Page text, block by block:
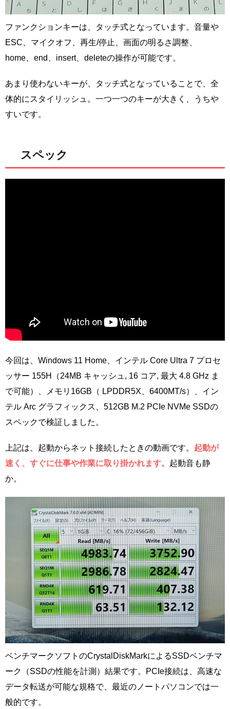
ファンクションキーは、タッチ式となっています。音量や
ESC、マイクオフ、再生/停止、画面の明るさ調整、
home、end、insert、deleteの操作が可能です。
あまり使わないキーが、タッチ式となっていることで、全
体的にスタイリッシュ。一つ一つのキーが大きく、うちや
すいです。
スペック
今回は、Windows 11 Home、インテル Core Ultra 7 プロセ
ッサー 155H（24MB キャッシュ, 16 コア, 最大 4.8 GHz ま
で可能）、メモリ16GB（ LPDDR5X、6400MT/s）、イン
テル Arc グラフィックス、512GB M.2 PCIe NVMe SSDの
スペックで検証しました。
上記は、起動からネット接続したときの動画です。 起動が
速く、すぐに仕事や作業に取り掛かれます。 起動音も静
か。
ベンチマークソフトのCrystalDiskMarkによるSSDベンチマ
ーク（SSDの性能を計測）結果です。PCIe接続は、高速な
データ転送が可能な規格で、最近のノートパソコンでは一
般的です。